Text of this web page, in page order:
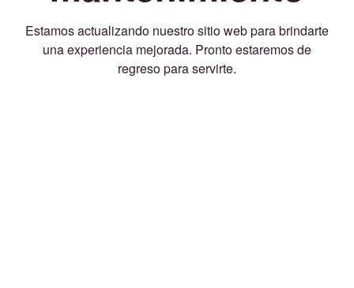
Estamos actualizando nuestro sitio web para brindarte
una experiencia mejorada. Pronto estaremos de
regreso para servirte.